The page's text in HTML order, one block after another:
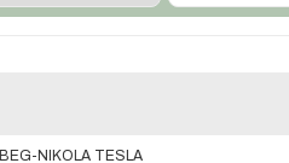
BEG-NIKOLA TESLA